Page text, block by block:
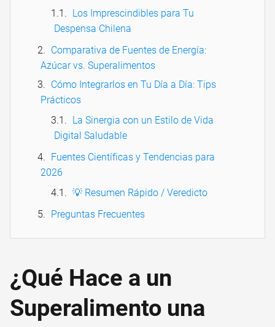
Los Imprescindibles para Tu
Despensa Chilena
Comparativa de Fuentes de Energía:
Azúcar vs. Superalimentos
Cómo Integrarlos en Tu Día a Día: Tips
Prácticos
La Sinergia con un Estilo de Vida
Digital Saludable
Fuentes Científicas y Tendencias para
2026
💡 Resumen Rápido / Veredicto
Preguntas Frecuentes
¿Qué Hace a un
Superalimento una